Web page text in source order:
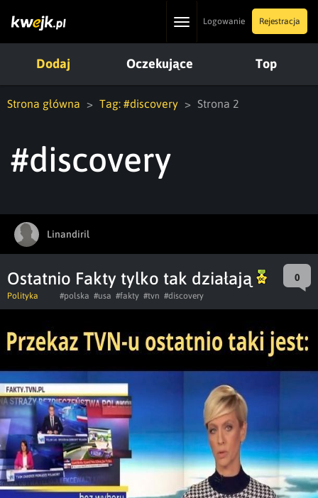
ToggleLogowanie Rejestracja
Dodaj Oczekujące Top
Strona główna Tag: #discovery Strona 2
#discovery
Linandiril
Ostatnio Fakty tylko tak działają 0
Polityka #polska #usa #fakty #tvn #discovery